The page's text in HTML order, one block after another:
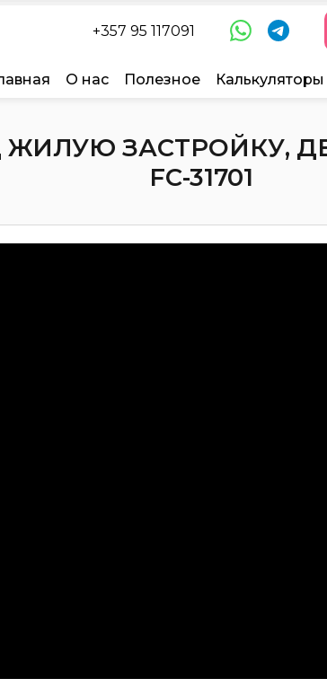
+357 95 117091
О нас Полезное Калькуляторы
ЗАСТРОЙКУ,
FC-31701